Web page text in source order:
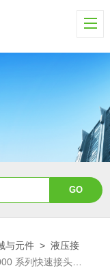
与元件 >液压接
系列快速接头